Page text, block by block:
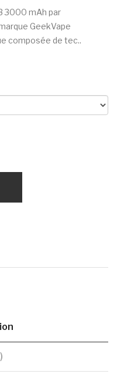
3000 mAh par
GeekVape
composée de tec..